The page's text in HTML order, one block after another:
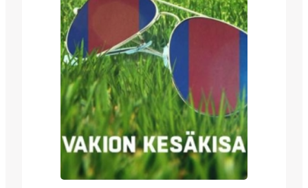
tunnollinen ja innokas harjoittelija ja yrittää
aina parhaansa harjoituksissa…